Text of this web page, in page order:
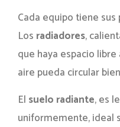
Cada equipo tiene
Los radiadores,
que haya espacio
aire pueda circular
El suelo radiante, es
uniformemente, ideal